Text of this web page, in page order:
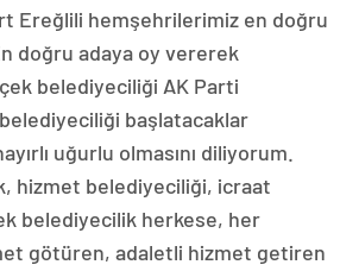
Ereğlili hemşehrilerimiz en doğru
doğru adaya oy vererek
belediyeciliği AK Parti
başlatacaklar
uğurlu olmasını diliyorum.
hizmet belediyeciliği, icraat
belediyecilik herkese, her
götüren, adaletli hizmet getiren